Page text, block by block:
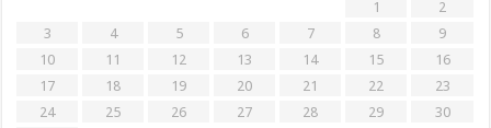
1
2
3
4 5 6 7 8
9
10
11 12 13 14 15
16
17
18 19 20 21 22
23
24
25 26 27 28 29
30